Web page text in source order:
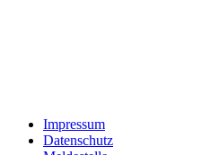
Impressum
Datenschutz